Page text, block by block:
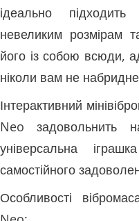
ідеально
невеликим розмірам
його із собою всюди,
ніколи вам не
Інтерактивний
Neo задовольнить
універсальна
самостійного
Особливості